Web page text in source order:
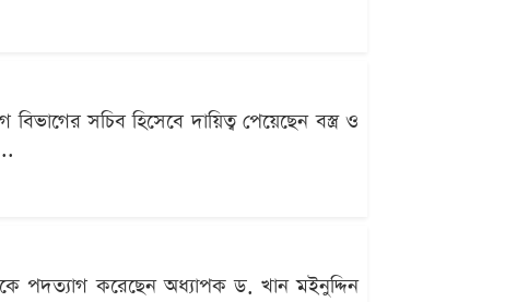
সচিব হিসেবে দায়িত্ব পেয়েছেন বস্ত্র ও
পদত্যাগ করেছেন অধ্যাপক ড. খান মইনুদ্দিন